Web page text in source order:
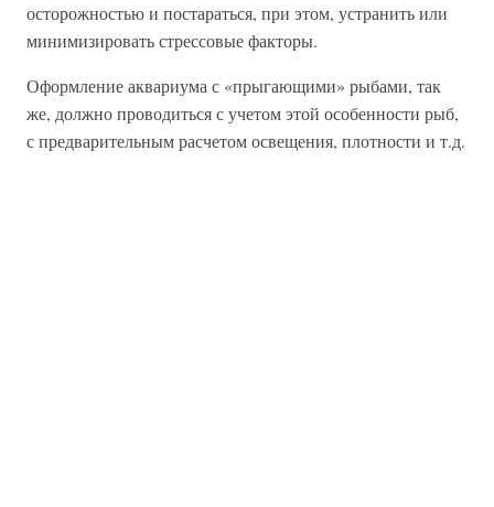
осторожностью и постараться, при этом, устранить или
минимизировать стрессовые факторы.
Оформление аквариума с «прыгающими» рыбами, так
же, должно проводиться с учетом этой особенности рыб,
с предварительным расчетом освещения, плотности и т.д.